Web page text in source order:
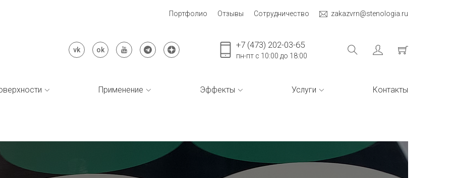
Портфолио Отзывы Сотрудничество zakazvrn@stenologia.ru
+7 (473) 202-03-65
пн-пт с 10:00 до 18:00
Применение Эффекты Услуги Контакты